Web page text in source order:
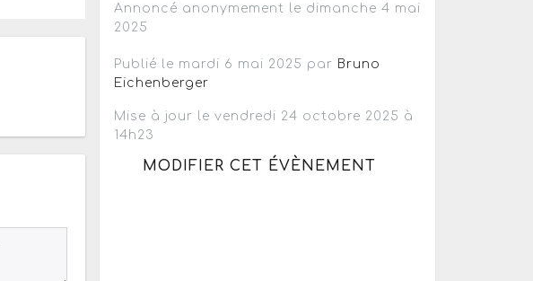
Annoncé anonymement le dimanche 4 mai
2025
Publié le mardi 6 mai 2025 par Bruno
Eichenberger
Mise à jour le vendredi 24 octobre 2025 à
14h23
MODIFIER CET ÉVÈNEMENT